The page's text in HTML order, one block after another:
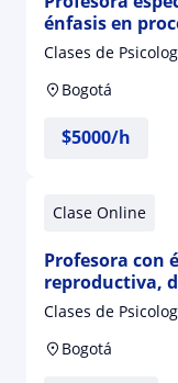
énfasis en
escolar y
Clases de
Bogotá
$5000/h
Clase Online
Profesora con
reproductiva,
género y
Clases de
Bogotá